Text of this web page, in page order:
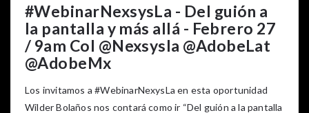
#WebinarNexsysLa - Del guión a
la pantalla y más allá - Febrero 27
/ 9am Col @Nexsysla @AdobeLat
@AdobeMx
Los invitamos a ‪#‎WebinarNexysLa‬ en esta oportunidad
Wilder Bolaños nos contará como ir “Del guión a la pantalla